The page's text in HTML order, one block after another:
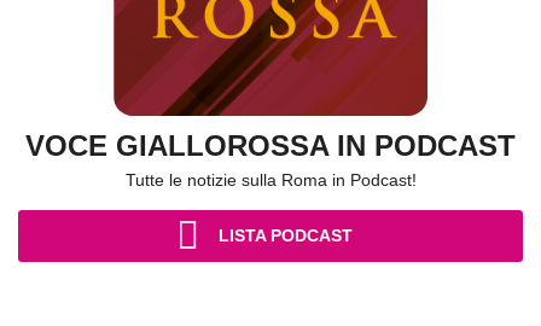
VOCE GIALLOROSSA IN PODCAST
Tutte le notizie sulla Roma in Podcast!
LISTA PODCAST